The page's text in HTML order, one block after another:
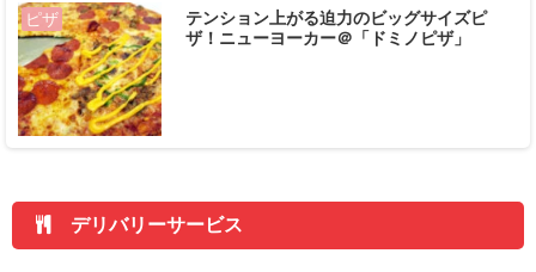
ピザ
テンション上がる迫力のビッグサイズピ
ザ！ニューヨーカー＠「ドミノピザ」
デリバリーサービス